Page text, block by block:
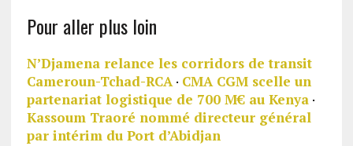
Pour aller plus loin
N’Djamena relance les corridors de transit
Cameroun-Tchad-RCA· CMA CGM scelle un
partenariat logistique de 700 M€ au Kenya·
Kassoum Traoré nommé directeur général
par intérim du Port d’Abidjan